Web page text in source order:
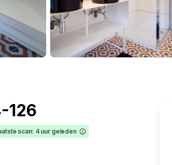
126
scan: 4 uur geleden